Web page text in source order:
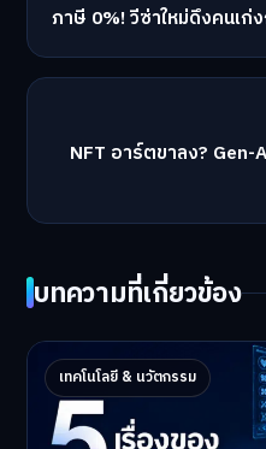
ภาษี 0%! วีซ่าใหม่ดึงคนเก่
NFT อาร์ตขาลง?
บทความที่เกี่ยวข้อง
เทคโนโลยี & นวัตกรรม
5 เรื่องของ AI
ในปี 2026
5 AI Technology ที่กำล…